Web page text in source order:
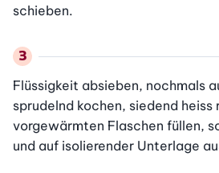
schieben.
Flüssigkeit absieben, nochmals
sprudelnd kochen, siedend heiss
vorgewärmten Flaschen füllen,
und auf isolierender Unterlage